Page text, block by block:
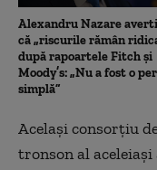
Alexandru Nazare
că „riscurile rămân
după rapoartele Fitch și
Moody’s: „Nu a fost o
simplă”
Acelaşi consorţiu
tronson al aceleiaşi